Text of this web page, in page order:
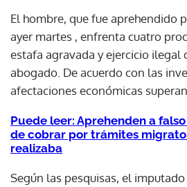
El hombre, que fue aprehendido
ayer martes , enfrenta cuatro
estafa agravada y ejercicio ilegal
abogado. De acuerdo con las
afectaciones económicas
Puede leer: Aprehenden a
de cobrar por trámites
realizaba
Según las pesquisas, el